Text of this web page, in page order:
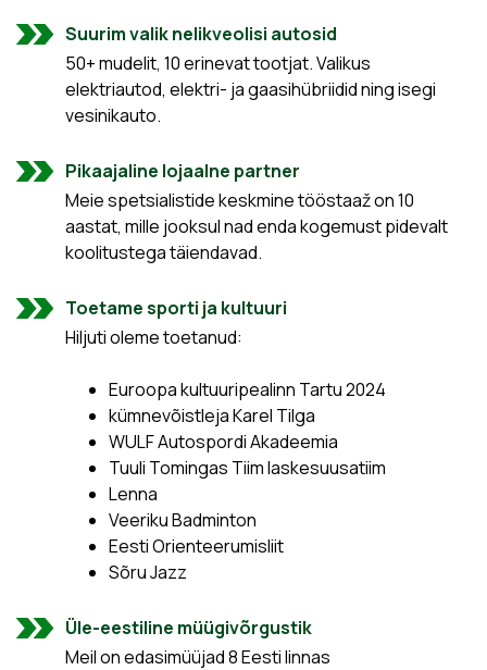
Suurim valik nelikveolisi autosid
50+ mudelit, 10 erinevat tootjat. Valikus
elektriautod, elektri- ja gaasihübriidid ning isegi
vesinikauto.
Pikaajaline lojaalne partner
Meie spetsialistide keskmine tööstaaž on 10
aastat, mille jooksul nad enda kogemust pidevalt
koolitustega täiendavad.
Toetame sporti ja kultuuri
Hiljuti oleme toetanud:
Euroopa kultuuripealinn Tartu 2024
kümnevõistleja Karel Tilga
WULF Autospordi Akadeemia
Tuuli Tomingas Tiim laskesuusatiim
Lenna
Veeriku Badminton
Eesti Orienteerumisliit
Sõru Jazz
Üle-eestiline müügivõrgustik
Meil on edasimüüjad 8 Eesti linnas